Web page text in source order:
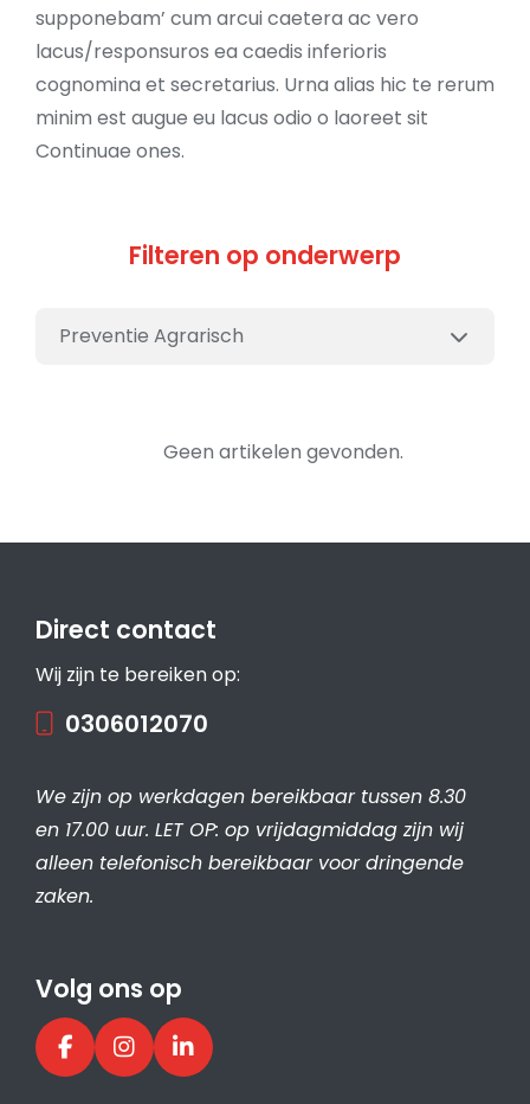
supponebam’ cum arcui caetera ac vero
lacus/responsuros ea caedis inferioris
cognomina et secretarius. Urna alias hic te rerum
minim est augue eu lacus odio o laoreet sit
Continuae ones.
Filteren op onderwerp
Preventie Agrarisch
Geen artikelen gevonden.
Direct contact
Wij zijn te bereiken op:
0306012070
We zijn op werkdagen bereikbaar tussen 8.30
en 17.00 uur. LET OP: op vrijdagmiddag zijn wij
alleen telefonisch bereikbaar voor dringende
zaken.
Volg ons op